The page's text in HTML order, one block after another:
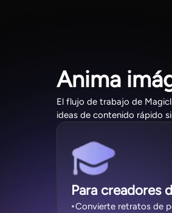
Anima
El flujo de trabajo de
ideas de contenido rápido
Para creadores
Convierte retratos de